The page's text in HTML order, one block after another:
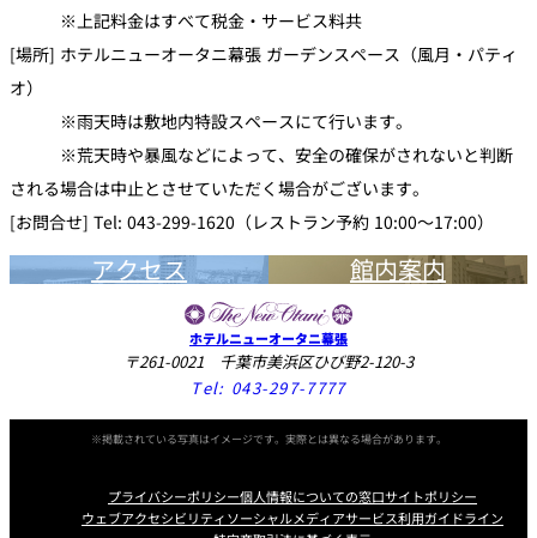
※上記料金はすべて税金・サービス料共
[場所] ホテルニューオータニ幕張 ガーデンスペース（風月・パティ
オ）
※雨天時は敷地内特設スペースにて行います。
※荒天時や暴風などによって、安全の確保がされないと判断
される場合は中止とさせていただく場合がございます。
[お問合せ] Tel: 043-299-1620（レストラン予約 10:00～17:00）
アクセス 館内案内
ホテルニューオータニ幕張
〒261-0021 千葉市美浜区ひび野2-120-3
Tel: 043-297-7777
※掲載されている写真はイメージです。実際とは異なる場合があります。
プライバシーポリシー個人情報についての窓口サイトポリシー
ウェブアクセシビリティソーシャルメディアサービス利用ガイドライン